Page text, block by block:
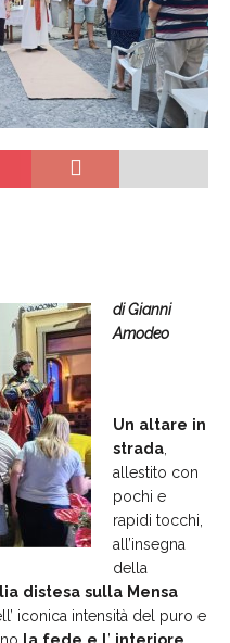
di Gianni
Amodeo
Un altare in
strada
allestito con
pochi e
rapidi tocchi,
all’insegna
della
distesa sulla Mensa
iconica intensità del puro e
la fede e l’ interiore